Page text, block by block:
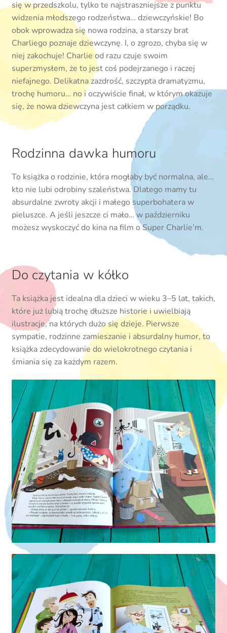
się w przedszkolu, tylko te najstraszniejsze z punktu
widzenia młodszego rodzeństwa… dziewczyńskie! Bo
obok wprowadza się nowa rodzina, a starszy brat
Charliego poznaje dziewczynę. I, o zgrozo, chyba się w
niej zakochuje! Charlie od razu czuje swoim
superzmysłem, że to jest coś podejrzanego i raczej
niefajnego. Delikatna zazdrość, szczypta dramatyzmu,
trochę humoru… no i oczywiście finał, w którym okazuje
się, że nowa dziewczyna jest całkiem w porządku.
Rodzinna dawka humoru
To książka o rodzinie, która mogłaby być normalna, ale…
kto nie lubi odrobiny szaleństwa. Dlatego mamy tu
absurdalne zwroty akcji i małego superbohatera w
pieluszce. A jeśli jeszcze ci mało… w październiku
możesz wyskoczyć do kina na film o Super Charlie’m.
Do czytania w kółko
Ta książka jest idealna dla dzieci w wieku 3–5 lat, takich,
które już lubią trochę dłuższe historie i uwielbiają
ilustracje, na których dużo się dzieje. Pierwsze
sympatie, rodzinne zamieszanie i absurdalny humor, to
książka zdecydowanie do wielokrotnego czytania i
śmiania się za każdym razem.